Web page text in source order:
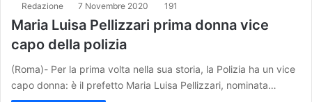
Redazione 7 Novembre 2020 191
Maria Luisa Pellizzari prima donna vice
capo della polizia
(Roma)- Per la prima volta nella sua storia, la Polizia ha un vice
capo donna: è il prefetto Maria Luisa Pellizzari, nominata…